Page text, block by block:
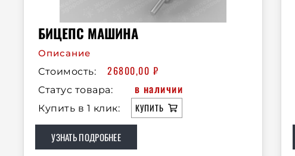
БИЦЕПС МАШИНА
Описание
Стоимость:
26800,00 ₽
Статус товара: в наличии
Купить в 1 клик: КУПИТЬ
УЗНАТЬ ПОДРОБНЕЕ